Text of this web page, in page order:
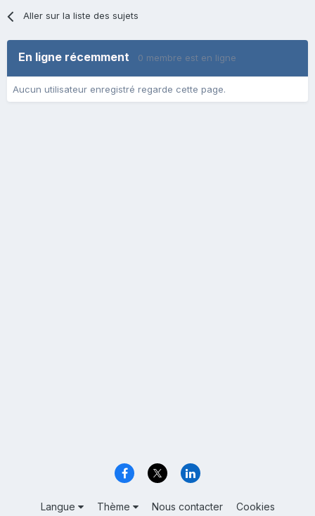
Aller sur la liste des sujets
En ligne récemment 0 membre est en ligne
Aucun utilisateur enregistré regarde cette page.
Langue Thème Nous contacter Cookies